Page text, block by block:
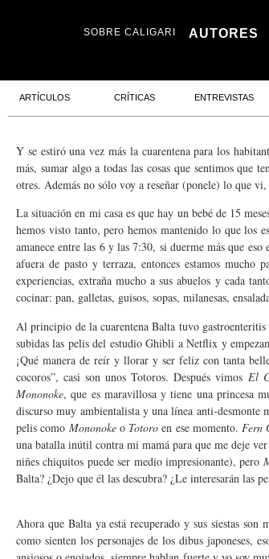
AUTORES
SOBRE CALIGARI
ARTÍCULOS CRÍTICAS ENTREVISTAS
Y se estiró una vez más la cuarentena para los
más, sumar algo a todas las cosas que sentimos que
otres. Además no sólo voy a reseñar (ponele) lo que
La situación en mi casa es que hay un bebé de 15
hemos visto tanto, pero hemos mantenido lo que los
amanece entre las 6 y las 7:30, si duerme más que
afuera de pasto y terraza, entonces estamos
experiencias, extraña mucho a sus abuelos y cada
cocinar: pan, galletas, guisos, sopas, milanesas,
Al principio de la cuarentena Balta tuvo gastroenteritis
subidas las pelis del estudio Ghibli a Netflix y
¡Qué manera de reír y llorar y ser feliz con tanta
cocoros”, casi son unos Totoros. Después vimos El
Mononoke, que es maravillosa y tiene una princesa
discurso muy ambientalista y una línea anti-desmonte
pelis como Mononokeo Totoro en ese momento. Fern
una batalla inútil contra mi mamá para que me deje ver
niñes chiquitos puede ser medio impresionante), pero
Balta? ¿Dejo que él las descubra? ¿Le interesarán las
Ahora que Balta ya está recuperado y sus siestas son
como sienten los personajes de los dibus japoneses,